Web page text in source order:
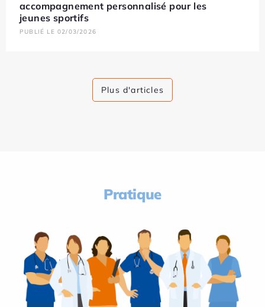
accompagnement personnalisé pour les
jeunes sportifs
PUBLIÉ LE 02/03/2026
Plus d'articles
Pratique